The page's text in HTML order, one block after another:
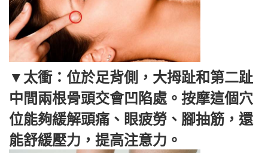
▼太衝：位於足背側，大拇趾和第二趾
中間兩根骨頭交會凹陷處。按摩這個穴
位能夠緩解頭痛、眼疲勞、腳抽筋，還
能舒緩壓力，提高注意力。